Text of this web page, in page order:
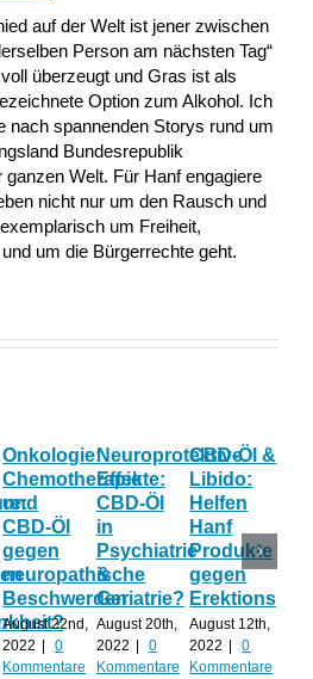
auf der Welt ist jener zwischen
Person am nächsten Tag“
überzeugt und Gras ist als
Option zum Alkohol. Ich
nach spannenden Storys rund um
Bundesrepublik
Welt. Für Hanf engagiere
nicht nur um den Rausch und
um Freiheit,
um die Bürgerrechte geht.
Onkologie:
Chemotherapie
und
CBD-Öl
gegen
neuropathische
Beschwerden
August 22nd,
2022 |
0
Kommentare
Neuroprotektive
Effekte:
CBD-Öl
in
Psychiatrie
&
Geriatrie?
August 20th,
2022 |
0
Kommentare
CBD-Öl &
Libido:
Helfen
Hanf
Produkte
gegen
August 12th,
2022 |
0
Kommentare